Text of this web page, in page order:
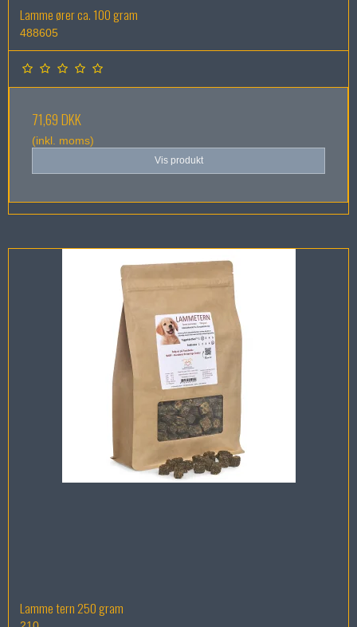
Lamme ører ca. 100 gram
488605
71,69 DKK
(inkl. moms)
Vis produkt
Lamme tern 250 gram